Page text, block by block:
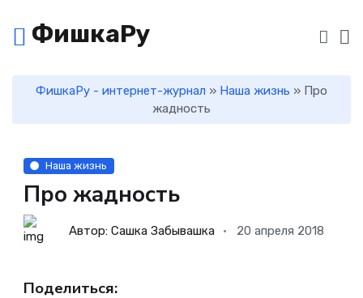
ФишкаРу
ФишкаРу - интернет-журнал » Наша жизнь » Про
жадность
Наша жизнь
Про жадность
Автор: Сашка Забывашка 20 апреля 2018
Поделиться: